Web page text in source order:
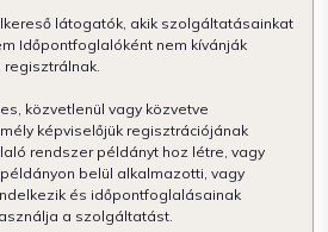
látogatók, akik szolgáltatásainkat
Időpontfoglalóként nem kívánják
regisztrálnak.
közvetlenül vagy közvetve
képviselőjük regisztrációjának
rendszer példányt hoz létre, vagy
belül alkalmazotti, vagy
és időpontfoglalásainak
a szolgáltatást.